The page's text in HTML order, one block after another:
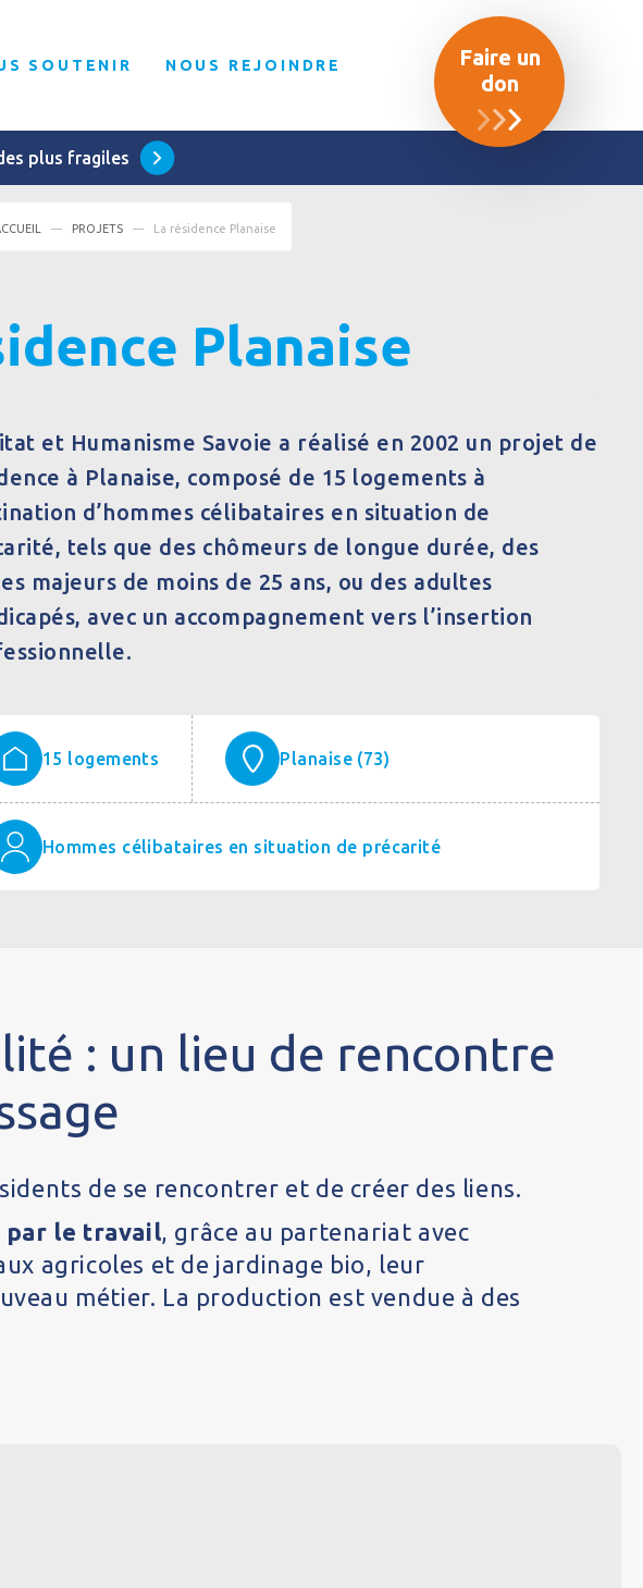
SOUTENIR NOUS REJOINDRE
Faire un
don
plus fragiles
PROJETS La résidence Planaise
Planaise
et Humanisme Savoie a réalisé en 2002 un projet de
à Planaise, composé de 15 logements à
d’hommes célibataires en situation de
tels que des chômeurs de longue durée, des
majeurs de moins de 25 ans, ou des adultes
avec un accompagnement vers l’insertion
15 logements Planaise (73)
Hommes célibataires en situation de précarité
: un lieu de rencontre
de se rencontrer et de créer des liens.
par le travail, grâce au partenariat avec
agricoles et de jardinage bio, leur
métier. La production est vendue à des